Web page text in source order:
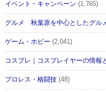
イベント・キャンペーン (1,765)
グルメ 秋葉原を中心としたグル
ゲーム・ホビー (2,041)
コスプレ｜コスプレイヤーの情報
プロレス・格闘技 (48)